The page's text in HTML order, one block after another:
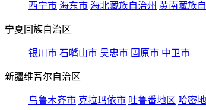
西宁市 海东市 海北藏族自治州 黄南藏族
宁夏回族自治区
银川市 石嘴山市 吴忠市 固原市 中卫市
新疆维吾尔自治区
乌鲁木齐市 克拉玛依市 吐鲁番地区 哈密